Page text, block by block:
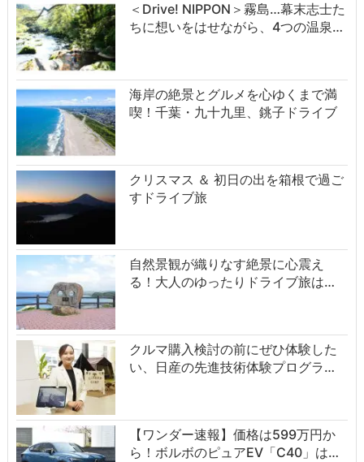
＜Drive! NIPPON＞霧島…幕末志士た
ちに想いをはせながら、4つの温泉…
海岸の絶景とグルメを心ゆくまで満
喫！千葉・九十九里、銚子ドライブ
クリスマス ＆ 初日の出を箱根で過ご
すドライブ旅
自然景観が織りなす絶景に心震え
る！大人のゆったりドライブ旅は…
クルマ購入検討の前にぜひ体験した
い、日産の先進技術体験プログラ…
【ワンダー速報】価格は599万円か
ら！ボルボのピュアEV「C40」は…